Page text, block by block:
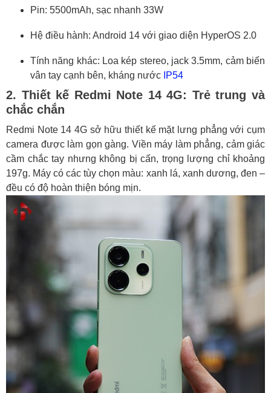
Pin: 5500mAh, sạc nhanh 33W
Hệ điều hành: Android 14 với giao diện HyperOS 2.0
Tính năng khác: Loa kép stereo, jack 3.5mm, cảm biến
vân tay cạnh bên, kháng nước IP54
2. Thiết kế Redmi Note 14 4G: Trẻ trung và
chắc chắn
Redmi Note 14 4G sở hữu thiết kế mặt lưng phẳng với cụm
camera được làm gọn gàng. Viền máy làm phẳng, cảm giác
cầm chắc tay nhưng không bị cấn, trọng lượng chỉ khoảng
197g. Máy có các tùy chọn màu: xanh lá, xanh dương, đen –
đều có độ hoàn thiện bóng mịn.